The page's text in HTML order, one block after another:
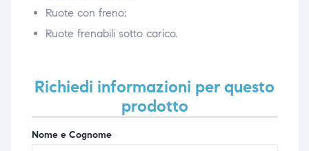
Ruote con freno;
Ruote frenabili sotto carico.
Richiedi informazioni per questo
prodotto
Nome e Cognome